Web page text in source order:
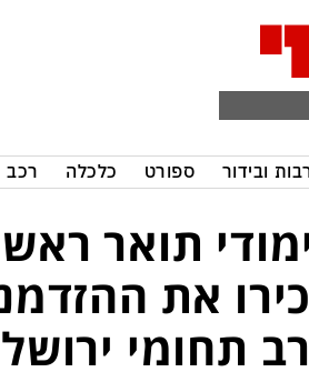
ובידור ספורט כלכלה רכב
תואר
את
תחומי